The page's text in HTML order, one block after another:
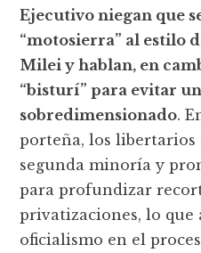
Ejecutivo niegan que
“motosierra” al estilo
Milei y hablan, en
“bisturí” para evitar
sobredimensionado.
porteña, los libertarios
segunda minoría y
para profundizar
privatizaciones, lo que
oficialismo en el